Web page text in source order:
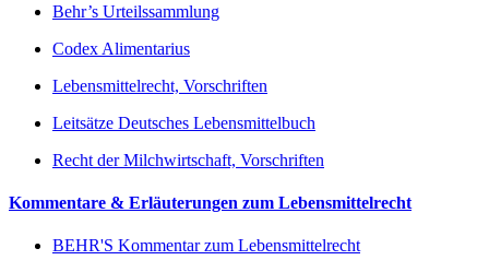
Behr’s Urteilssammlung
Codex Alimentarius
Lebensmittelrecht, Vorschriften
Leitsätze Deutsches Lebensmittelbuch
Recht der Milchwirtschaft, Vorschriften
Kommentare & Erläuterungen zum Lebensmittelrecht
BEHR'S Kommentar zum Lebensmittelrecht